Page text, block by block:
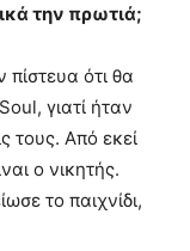
την πρωτιά;
ότι θα
γιατί ήταν
τους. Από εκεί
ο νικητής.
το παιχνίδι,